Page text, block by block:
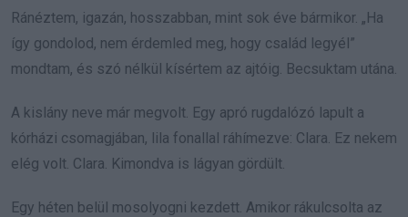
Ránéztem, igazán, hosszabban, mint sok éve bármikor. „Ha
így gondolod, nem érdemled meg, hogy család legyél”
mondtam, és szó nélkül kísértem az ajtóig. Becsuktam utána.
A kislány neve már megvolt. Egy apró rugdalózó lapult a
kórházi csomagjában, lila fonallal ráhímezve: Clara. Ez nekem
elég volt. Clara. Kimondva is lágyan gördült.
Egy héten belül mosolyogni kezdett. Amikor rákulcsolta az